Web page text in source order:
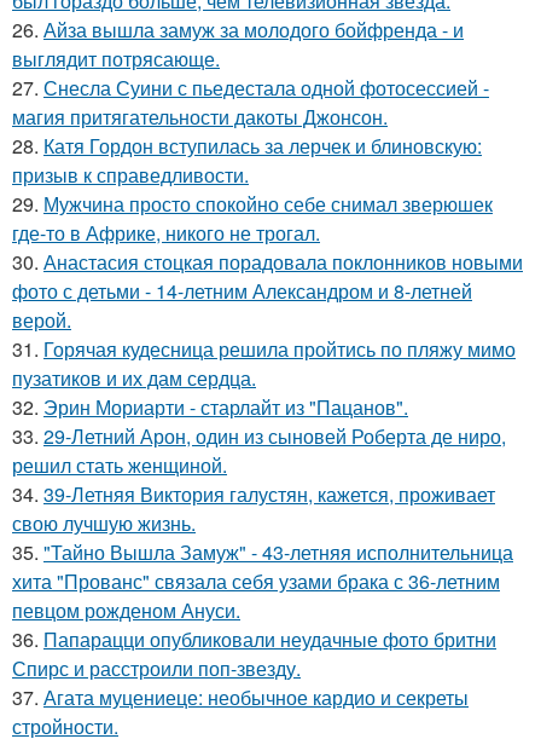
26. Айза вышла замуж за молодого бойфренда - и
выглядит потрясающе.
27. Снесла Суини с пьедестала одной фотосессией -
магия притягательности дакоты Джонсон.
28. Катя Гордон вступилась за лерчек и блиновскую:
призыв к справедливости.
29. Мужчина просто спокойно себе снимал зверюшек
где-то в Африке, никого не трогал.
30. Анастасия стоцкая порадовала поклонников новыми
фото с детьми - 14-летним Александром и 8-летней
верой.
31. Горячая кудесница решила пройтись по пляжу мимо
пузатиков и их дам сердца.
32. Эрин Мориарти - старлайт из "Пацанов".
33. 29-Летний Арон, один из сыновей Роберта де ниро,
решил стать женщиной.
34. 39-Летняя Виктория галустян, кажется, проживает
свою лучшую жизнь.
35. "Тайно Вышла Замуж" - 43-летняя исполнительница
хита "Прованс" связала себя узами брака с 36-летним
певцом рожденом Ануси.
36. Папарацци опубликовали неудачные фото бритни
Спирс и расстроили поп-звезду.
37. Агата муцениеце: необычное кардио и секреты
стройности.